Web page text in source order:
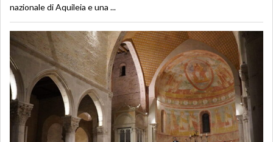
nazionale di Aquileia e una ...